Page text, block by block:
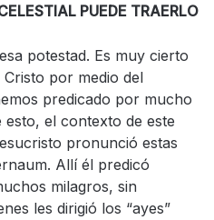
PUEDE TRAERLO
potestad. Es muy cierto
por medio del
predicado por mucho
el contexto de este
pronunció estas
Allí él predicó
milagros, sin
les dirigió los “ayes”